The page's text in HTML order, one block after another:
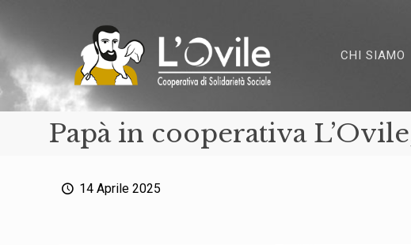
CHI SIAMO
Papà in cooperativa
14 Aprile 2025